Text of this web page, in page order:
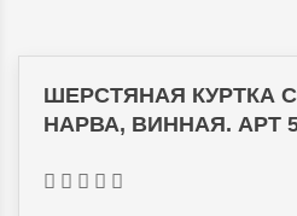
ШЕРСТЯНАЯ КУРТКА
НАРВА, ВИННАЯ. АРТ